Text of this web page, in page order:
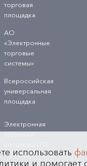
торговая
площадка
АО
«Электронные
торговые
системы»
Всероссийская
универсальная
площадка
Электронная
торговая
использовать
и помогает